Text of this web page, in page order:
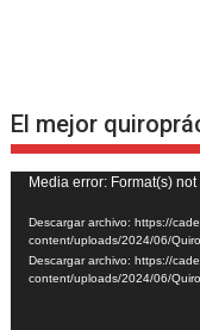
El mejor
Reproductor
de
vídeo
Media error: Format(s)
Descargar archivo: https://
content/uploads/2024/06/
Descargar archivo: https://
content/uploads/2024/06/